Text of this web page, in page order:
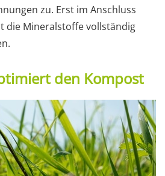
zu. Erst im Anschluss
die Mineralstoffe vollständig
den Kompost